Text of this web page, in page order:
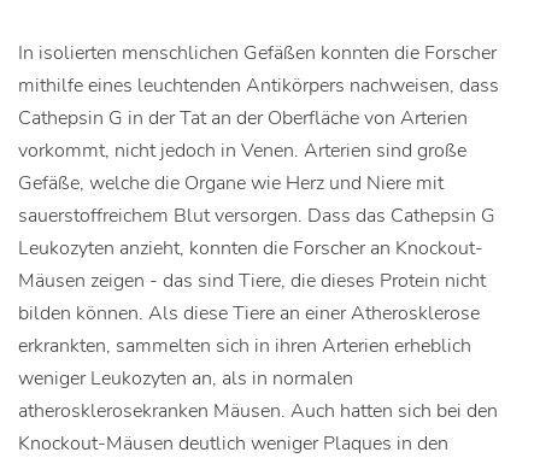
In isolierten menschlichen Gefäßen konnten die Forscher
mithilfe eines leuchtenden Antikörpers nachweisen, dass
Cathepsin G in der Tat an der Oberfläche von Arterien
vorkommt, nicht jedoch in Venen. Arterien sind große
Gefäße, welche die Organe wie Herz und Niere mit
sauerstoffreichem Blut versorgen. Dass das Cathepsin G
Leukozyten anzieht, konnten die Forscher an Knockout-
Mäusen zeigen - das sind Tiere, die dieses Protein nicht
bilden können. Als diese Tiere an einer Atherosklerose
erkrankten, sammelten sich in ihren Arterien erheblich
weniger Leukozyten an, als in normalen
atherosklerosekranken Mäusen. Auch hatten sich bei den
Knockout-Mäusen deutlich weniger Plaques in den